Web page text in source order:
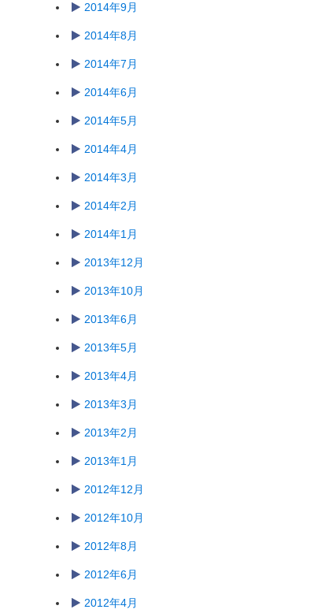
2014年9月
2014年8月
2014年7月
2014年6月
2014年5月
2014年4月
2014年3月
2014年2月
2014年1月
2013年12月
2013年10月
2013年6月
2013年5月
2013年4月
2013年3月
2013年2月
2013年1月
2012年12月
2012年10月
2012年8月
2012年6月
2012年4月